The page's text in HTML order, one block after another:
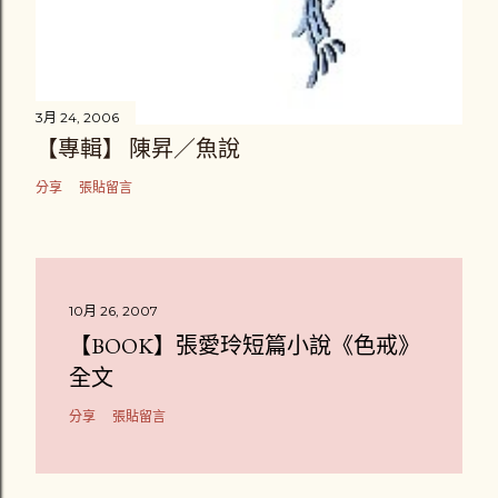
3月 24, 2006
【專輯】 陳昇／魚說
分享 張貼留言
10月 26, 2007
【BOOK】張愛玲短篇小說《色戒》
全文
分享 張貼留言